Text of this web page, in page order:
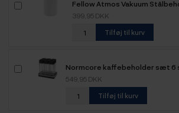
Fellow Atmos Vakuum
399,95 DKK
Tilføj til kurv
Normcore kaffebeholder sæt 6
549,95 DKK
Tilføj til kurv